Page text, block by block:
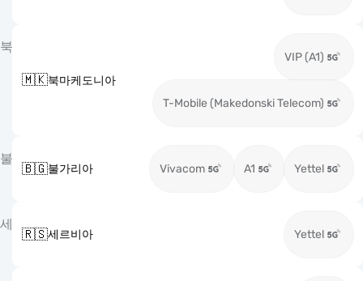
북
🇲🇰북마케도니아
VIP (A1)
T-Mobile (Makedonski Telecom)
불
🇧🇬불가리아 Vivacom A1 Yettel
세
🇷🇸세르비아 Yettel